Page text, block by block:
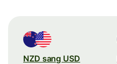
NZD sang USD